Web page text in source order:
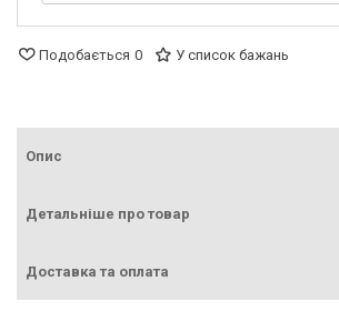
Подобається 0 У список бажань
Опис
Детальніше про товар
Доставка та оплата